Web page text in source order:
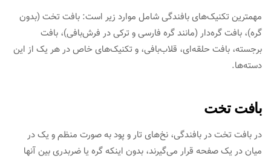
مهمترین تکنیک‌های بافندگی شامل موارد زیر است: بافت تخت (بدون
گره)، بافت گره‌دار (مانند گره فارسی و ترکی در فرش‌بافی)، بافت
برجسته، بافت حلقه‌ای، قلاب‌بافی، و تکنیک‌های خاص در هر یک از این
دسته‌ها.
بافت تخت
در بافت تخت در بافندگی، نخ‌های تار و پود به صورت منظم و یک در
میان در یک صفحه قرار می‌گیرند، بدون اینکه گره یا ضربدری بین آنها